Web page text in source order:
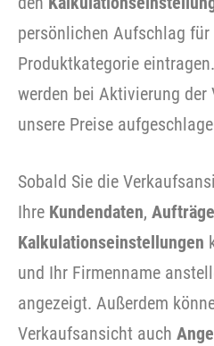
persönlichen Aufschlag für
Produktkategorie
werden bei Aktivierung
unsere Preise
Sobald Sie die
Ihre Kundendaten, Aufträge
Kalkulationseinstellungen
und Ihr Firmenname
angezeigt. Außerdem
Verkaufsansicht auch